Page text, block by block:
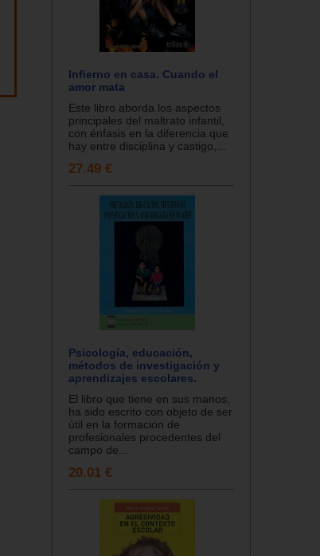
Infierno en casa. Cuando el
amor mata
Este libro aborda los aspectos
principales del maltrato infantil,
con énfasis en la diferencia que
hay entre disciplina y castigo,...
27.49 €
Psicología, educación,
métodos de investigación y
aprendizajes escolares.
El libro que tiene en sus manos,
ha sido escrito con objeto de ser
útil en la formación de
profesionales procedentes del
campo de...
20.01 €